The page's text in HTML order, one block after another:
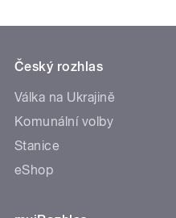
Český rozhlas
Válka na Ukrajině
Komunální volby
Stanice
eShop